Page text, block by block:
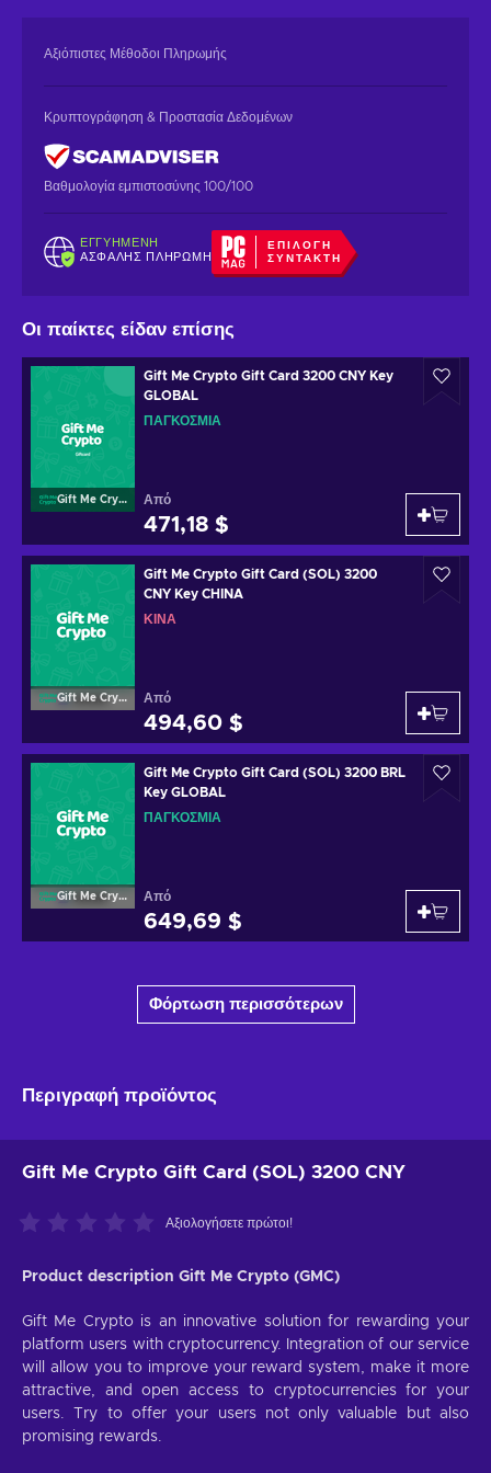
Αξιόπιστες Μέθοδοι Πληρωμής
Κρυπτογράφηση & Προστασία Δεδομένων
Βαθμολογία εμπιστοσύνης 100/100
ΕΓΓΥΗΜΈΝΗ
ΑΣΦΑΛΉΣ ΠΛΗΡΩΜΉ
ΕΠΙΛΟΓΉ
ΣΥΝΤΆΚΤΗ
Οι παίκτες είδαν επίσης
Gift Me Crypto
Gift Me Crypto Gift Card 3200 CNY Key
GLOBAL
ΠΑΓΚΌΣΜΙΑ
Από
471,18 $
Gift Me Crypto
Gift Me Crypto Gift Card (SOL) 3200
CNY Key CHINA
ΚΊΝΑ
Από
494,60 $
Gift Me Crypto
Gift Me Crypto Gift Card (SOL) 3200 BRL
Key GLOBAL
ΠΑΓΚΌΣΜΙΑ
Από
649,69 $
Φόρτωση περισσότερων
Περιγραφή προϊόντος
Gift Me Crypto Gift Card (SOL) 3200 CNY
Αξιολογήσετε πρώτοι!
Product description Gift Me Crypto (GMC)
Gift Me Crypto is an innovative solution for rewarding your
platform users with cryptocurrency. Integration of our service
will allow you to improve your reward system, make it more
attractive, and open access to cryptocurrencies for your
users. Try to offer your users not only valuable but also
promising rewards.